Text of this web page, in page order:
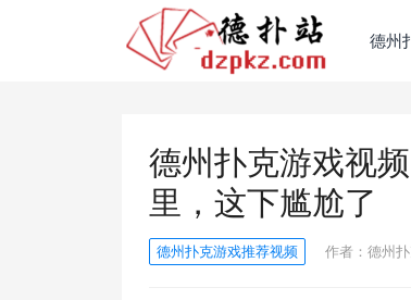
德州
德州扑克游戏视
里，这下尴尬了
德州扑克游戏推荐视频 作者： 德州